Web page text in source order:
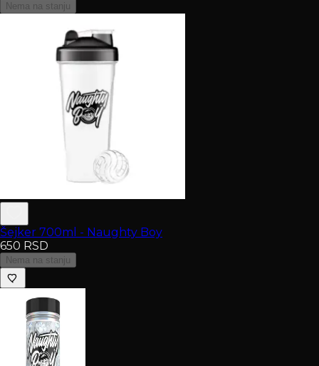
Nema na stanju
Šejker 700ml - Naughty Boy
650 RSD
Nema na stanju